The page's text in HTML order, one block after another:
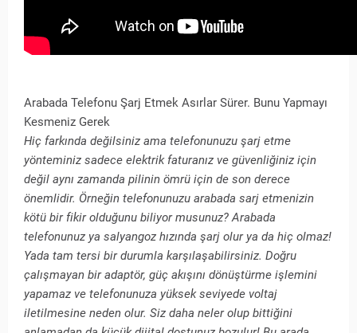
Arabada Telefonu Şarj Etmek Asırlar Sürer. Bunu Yapmayı
Kesmeniz Gerek
Hiç farkında değilsiniz ama telefonunuzu şarj etme
yönteminiz sadece elektrik faturanız ve güvenliğiniz için
değil aynı zamanda pilinin ömrü için de son derece
önemlidir. Örneğin telefonunuzu arabada sarj etmenizin
kötü bir fikir olduğunu biliyor musunuz? Arabada
telefonunuz ya salyangoz hızında şarj olur ya da hiç olmaz!
Yada tam tersi bir durumla karşılaşabilirsiniz. Doğru
çalışmayan bir adaptör, güç akışını dönüştürme işlemini
yapamaz ve telefonunuza yüksek seviyede voltaj
iletilmesine neden olur. Siz daha neler olup bittiğini